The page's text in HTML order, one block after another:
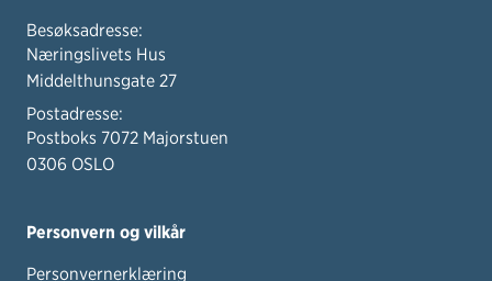
Besøksadresse:
Næringslivets Hus
Middelthunsgate 27
Postadresse:
Postboks 7072 Majorstuen
0306 OSLO
Personvern og vilkår
Personvernerklæring